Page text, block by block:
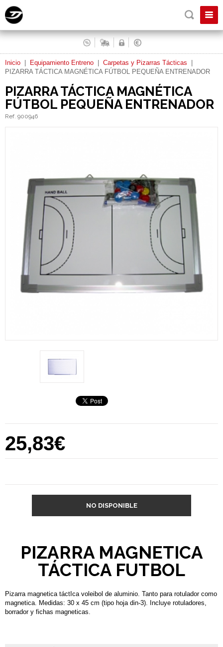
Inicio Equipamiento Entreno Carpetas y Pizarras Tácticas
PIZARRA TÁCTICA MAGNÉTICA FÚTBOL PEQUEÑA ENTRENADOR
PIZARRA TÁCTICA MAGNÉTICA
FÚTBOL PEQUEÑA ENTRENADOR
Ref. 900946
25,83€
NO DISPONIBLE
PIZARRA MAGNETICA
TÁCTICA FUTBOL
Pizarra magnetica táctIca voleibol de aluminio. Tanto para rotulador como
magnetica. Medidas: 30 x 45 cm (tipo hoja din-3). Incluye rotuladores,
borrador y fichas magneticas.